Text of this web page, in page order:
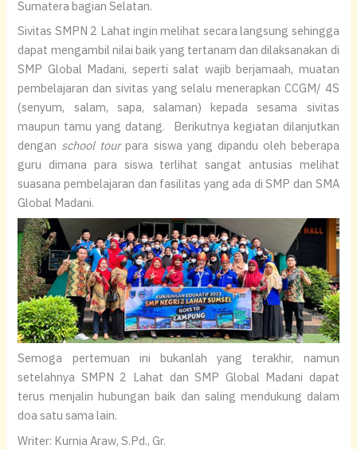
Sumatera bagian Selatan.
Sivitas SMPN 2 Lahat ingin melihat secara langsung sehingga
dapat mengambil nilai baik yang tertanam dan dilaksanakan di
SMP Global Madani, seperti salat wajib berjamaah, muatan
pembelajaran dan sivitas yang selalu menerapkan CCGM/ 4S
(senyum, salam, sapa, salaman) kepada sesama sivitas
maupun tamu yang datang. Berikutnya kegiatan dilanjutkan
dengan school tourpara siswa yang dipandu oleh beberapa
guru dimana para siswa terlihat sangat antusias melihat
suasana pembelajaran dan fasilitas yang ada di SMP dan SMA
Global Madani.
Semoga pertemuan ini bukanlah yang terakhir, namun
setelahnya SMPN 2 Lahat dan SMP Global Madani dapat
terus menjalin hubungan baik dan saling mendukung dalam
doa satu sama lain.
Writer: Kurnia Araw, S.Pd., Gr.